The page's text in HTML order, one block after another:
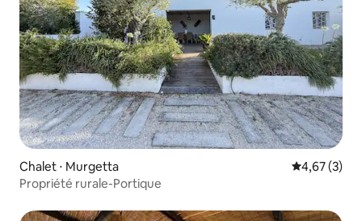
Chalet ⋅ Murgetta Évaluation
4,67 (3)
Propriété rurale-Portique